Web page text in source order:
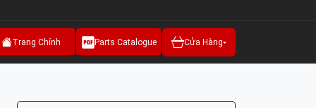
Trang Chính Parts Catalogue Cửa Hàng